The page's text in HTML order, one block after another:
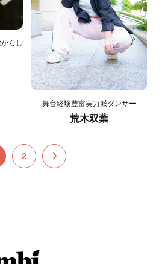
らし
舞台経験豊富実力派ダンサー
荒木双葉
2